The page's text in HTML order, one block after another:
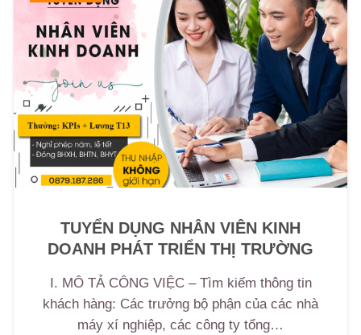
TUYỂN DỤNG NHÂN VIÊN KINH
DOANH PHÁT TRIỂN THỊ TRƯỜNG
I. MÔ TẢ CÔNG VIỆC – Tìm kiếm thông tin
khách hàng: Các trưởng bộ phận của các nhà
máy xí nghiệp, các công ty tổng…